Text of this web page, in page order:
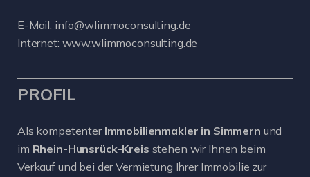
E-Mail: info@wlimmoconsulting.de
Internet: www.wlimmoconsulting.de
PROFIL
Als kompetenter Immobilienmakler in Simmern und
im Rhein-Hunsrück-Kreis stehen wir Ihnen beim
Verkauf und bei der Vermietung Ihrer Immobilie zur